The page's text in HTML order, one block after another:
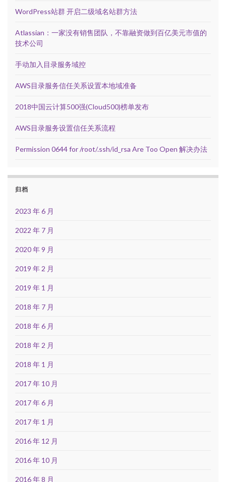
WordPress站群 开启二级域名站群方法
Atlassian：一家没有销售团队，不靠融资做到百亿美元市值的
技术公司
手动加入目录服务域控
AWS目录服务信任关系设置本地域准备
2018中国云计算500强(Cloud500)榜单发布
AWS目录服务设置信任关系流程
Permission 0644 for /root/.ssh/id_rsa Are Too Open 解决办法
归档
2023 年 6 月
2022 年 7 月
2020 年 9 月
2019 年 2 月
2019 年 1 月
2018 年 7 月
2018 年 6 月
2018 年 2 月
2018 年 1 月
2017 年 10 月
2017 年 6 月
2017 年 1 月
2016 年 12 月
2016 年 10 月
2016 年 8 月